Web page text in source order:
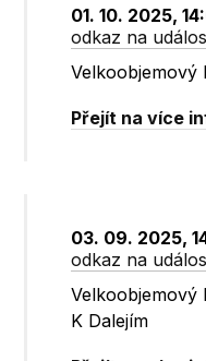
01. 10. 2025,
odkaz na
Velkoobjemový
Přejít na více
03. 09. 2025,
odkaz na
Velkoobjemový
K Dalejím